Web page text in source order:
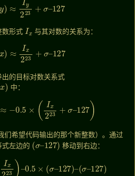
数形式
Ix
与其对数的关系为：
223
的目标对数关系式
中：
x 223 )
们希望代码输出的那个新整数）。通过
左边的
(σ–
127)
移动到右边：
223